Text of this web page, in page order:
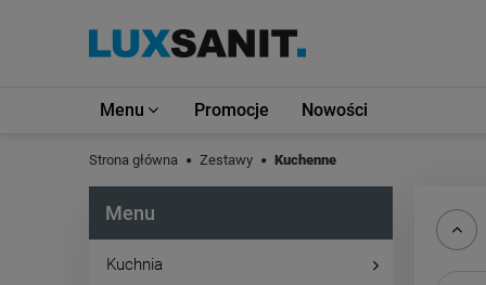
Menu Promocje Nowości
Strona główna Zestawy Kuchenne
Menu
Kuchnia